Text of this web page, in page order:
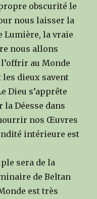
obscurité le
nous laisser la
Lumière, la vraie
nous allons
au Monde
dieux savent
Dieu s’apprête
Déesse dans
nos Œuvres
intérieure est
sera de la
de Beltan
est très